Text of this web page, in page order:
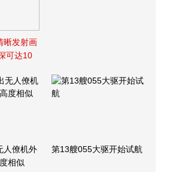
晰发射画
可达10
人僚机外
相似
第13艘055大驱开始试航